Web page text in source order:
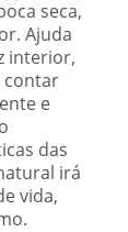
seca,
Ajuda
interior,
contar
e
das
irá
vida,